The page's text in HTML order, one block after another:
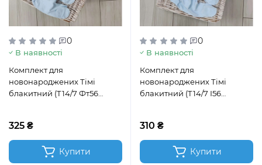
0
В наявності
Комплект для
новонароджених Тімі
блакитний (Т14/7 Фт56
325 ₴
Купити
0
В наявності
Комплект для
новонароджених Тімі
блакитний (Т14/7 І56
310 ₴
Купити